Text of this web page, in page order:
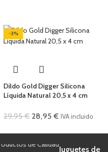
-3%
Dildo Gold Digger Silicona
Líquida Natural 20,5 x 4 cm
29,95€ 28,95€ IVA incluido
Juguetes de